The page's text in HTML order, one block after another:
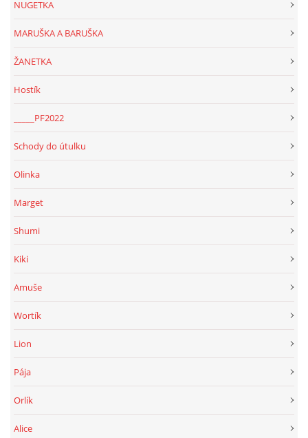
NUGETKA
MARUŠKA A BARUŠKA
ŽANETKA
Hostík
_____PF2022
Schody do útulku
Olinka
Marget
Shumi
Kiki
Amuše
Wortík
Lion
Pája
Orlík
Alice